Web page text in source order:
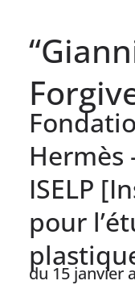
Hermès
ISELP
pour
du 15 janvier